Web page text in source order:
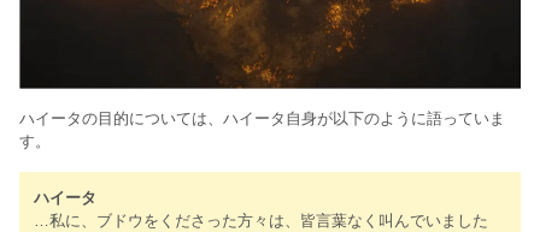
ハイータの目的については、ハイータ自身が以下のように語っていま
す。
ハイータ
…私に、ブドウをくださった方々は、皆言葉なく叫んでいました